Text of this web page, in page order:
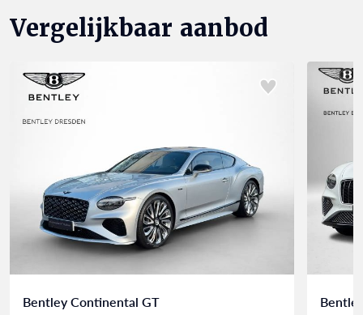
Vergelijkbaar aanbod
Bentley Continental GT